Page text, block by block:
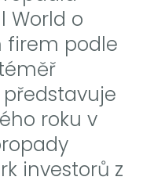
World o
firem podle
roku v
investorů z